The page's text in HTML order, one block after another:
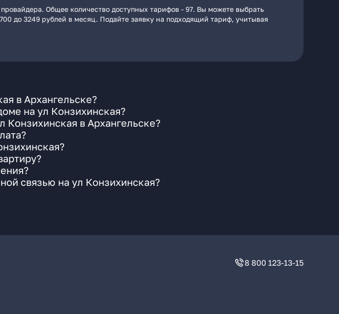
Общее количество доступных тарифов - 97. Вы можете выбрать
до 3249 рублей в месяц. Подайте заявку на подходящий тариф, учитывая
в Архангельске?
на ул Конзихинская?
Конзихинская в Архангельске?
связью на ул Конзихинская?
8 800 123-13-15